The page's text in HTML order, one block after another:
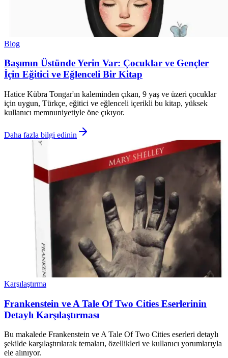
Blog
Başımın Üstünde Yerin Var: Çocuklar ve Gençler
İçin Eğitici ve Eğlenceli Bir Kitap
Hatice Kübra Tongar'ın kaleminden çıkan, 9 yaş ve üzeri çocuklar
için uygun, Türkçe, eğitici ve eğlenceli içerikli bu kitap, yüksek
kullanıcı memnuniyetiyle öne çıkıyor.
Daha fazla bilgi edinin
Karşılaştırma
Frankenstein ve A Tale Of Two Cities Eserlerinin
Detaylı Karşılaştırması
Bu makalede Frankenstein ve A Tale Of Two Cities eserleri detaylı
şekilde karşılaştırılarak temaları, özellikleri ve kullanıcı yorumlarıyla
ele alınıyor.